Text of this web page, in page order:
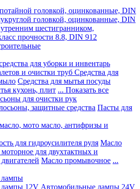
головкой, оцинкованные, DIN
головкой, оцинкованные, DIN
шестигранником,
прочности 8.8, DIN 912
для уборки и инвентарь
и очистки труб Средства для
Средства для мытья посуды
кухонь, плит ... Показать все
для очистки рук
защитные средства Пасты для
мото масло, антифризы и
для гидроусилителя руля Масло
для двухтактных и
Масло промывочное ...
лампы
12V Автомобильные лампы 24V